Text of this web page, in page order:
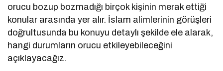
orucu bozup bozmadığı birçok kişinin merak ettiği
konular arasında yer alır. İslam alimlerinin görüşleri
doğrultusunda bu konuyu detaylı şekilde ele alarak,
hangi durumların orucu etkileyebileceğini
açıklayacağız.